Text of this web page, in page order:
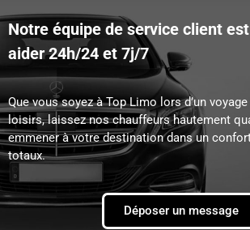
Notre équipe de service client
aider 24h/24 et 7j/7
Que vous soyez à Top Limo lors d’un
loisirs, laissez nos chauffeurs hautement
emmener à votre destination dans un
totaux.
Déposer un message